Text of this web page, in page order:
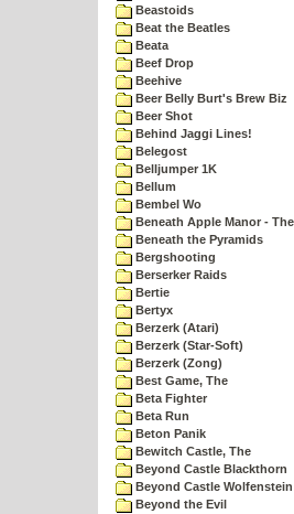
Beastoids
Beat the Beatles
Beata
Beef Drop
Beehive
Beer Belly Burt's Brew Biz
Beer Shot
Behind Jaggi Lines!
Belegost
Belljumper 1K
Bellum
Bembel Wo
Beneath Apple Manor -
Beneath the Pyramids
Bergshooting
Berserker Raids
Bertie
Bertyx
Berzerk (Atari)
Berzerk (Star-Soft)
Berzerk (Zong)
Best Game, The
Beta Fighter
Beta Run
Beton Panik
Bewitch Castle, The
Beyond Castle Blackthorn
Beyond Castle Wolfenstein
Beyond the Evil